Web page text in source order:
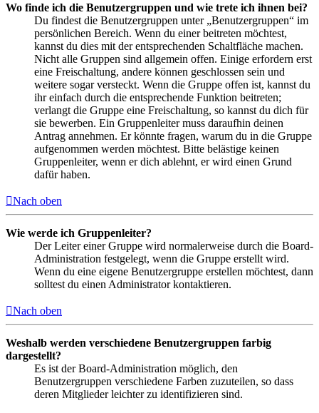
Wo finde ich die Benutzergruppen und wie trete ich ihnen bei?
Du findest die Benutzergruppen unter „Benutzergruppen“ im
persönlichen Bereich. Wenn du einer beitreten möchtest,
kannst du dies mit der entsprechenden Schaltfläche machen.
Nicht alle Gruppen sind allgemein offen. Einige erfordern erst
eine Freischaltung, andere können geschlossen sein und
weitere sogar versteckt. Wenn die Gruppe offen ist, kannst du
ihr einfach durch die entsprechende Funktion beitreten;
verlangt die Gruppe eine Freischaltung, so kannst du dich für
sie bewerben. Ein Gruppenleiter muss daraufhin deinen
Antrag annehmen. Er könnte fragen, warum du in die Gruppe
aufgenommen werden möchtest. Bitte belästige keinen
Gruppenleiter, wenn er dich ablehnt, er wird einen Grund
dafür haben.
Nach oben
Wie werde ich Gruppenleiter?
Der Leiter einer Gruppe wird normalerweise durch die Board-
Administration festgelegt, wenn die Gruppe erstellt wird.
Wenn du eine eigene Benutzergruppe erstellen möchtest, dann
solltest du einen Administrator kontaktieren.
Nach oben
Weshalb werden verschiedene Benutzergruppen farbig
dargestellt?
Es ist der Board-Administration möglich, den
Benutzergruppen verschiedene Farben zuzuteilen, so dass
deren Mitglieder leichter zu identifizieren sind.